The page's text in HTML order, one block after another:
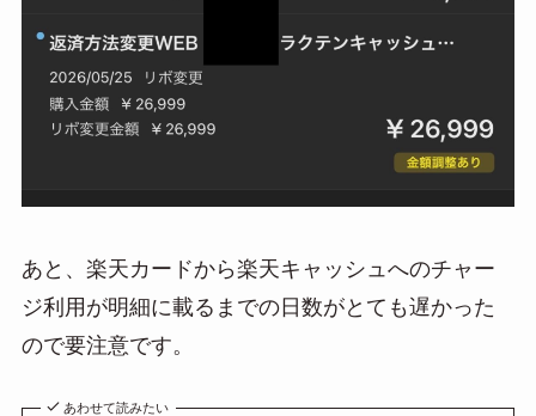
あと、楽天カードから楽天キャッシュへのチャー
ジ利用が明細に載るまでの日数がとても遅かった
ので要注意です。
あわせて読みたい